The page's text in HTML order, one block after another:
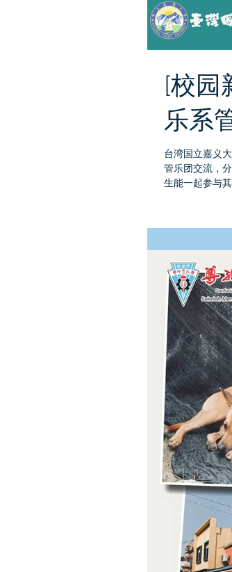
[校园
乐系
台湾国立嘉义
管乐团交流，
生能一起参与其